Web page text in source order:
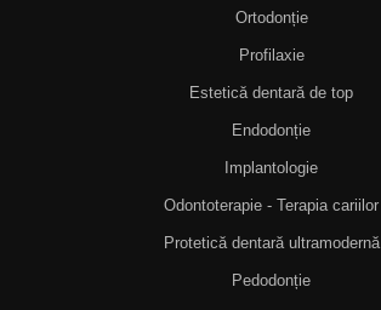
Ortodonție
Profilaxie
Estetică dentară de top
Endodonție
Implantologie
Odontoterapie - Terapia cariilor
Protetică dentară ultramodernă
Pedodonție